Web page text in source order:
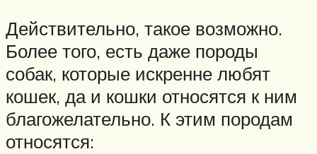
Действительно, такое возможно.
Более того, есть даже породы
собак, которые искренне любят
кошек, да и кошки относятся к ним
благожелательно. К этим породам
относятся: